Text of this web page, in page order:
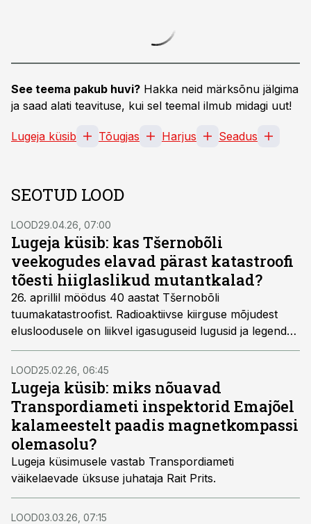
See teema pakub huvi? Hakka neid märksõnu jälgima
ja saad alati teavituse, kui sel teemal ilmub midagi uut!
Lugeja küsib Tõugjas Harjus Seadus
SEOTUD LOOD
LOOD29.04.26, 07:00
Lugeja küsib: kas Tšernobõli
veekogudes elavad pärast katastroofi
tõesti hiiglaslikud mutantkalad?
26. aprillil möödus 40 aastat Tšernobõli
tuumakatastroofist. Radioaktiivse kiirguse mõjudest
elusloodusele on liikvel igasuguseid lugusid ja legende,
muuhulgas räägitakse hullusti muteerunud ja
uskumatult suureks kasvanud kaladest (nt sägadest),
kes elavad Tšernobõli elektrijaama jahutamiseks
kasutatud ning õnnetuse käigus hullusti saastunud
vees. Kui palju sellistel juttudel tõepõhja all on? Kui
palju radioaktiivne kiirgus üldse kalu mõjutab ja millised
need mõjud on?
LOOD25.02.26, 06:45
Lugeja küsib: miks nõuavad
Transpordiameti inspektorid Emajõel
kalameestelt paadis magnetkompassi
olemasolu?
Lugeja küsimusele vastab Transpordiameti
väikelaevade üksuse juhataja Rait Prits.
LOOD03.03.26, 07:15